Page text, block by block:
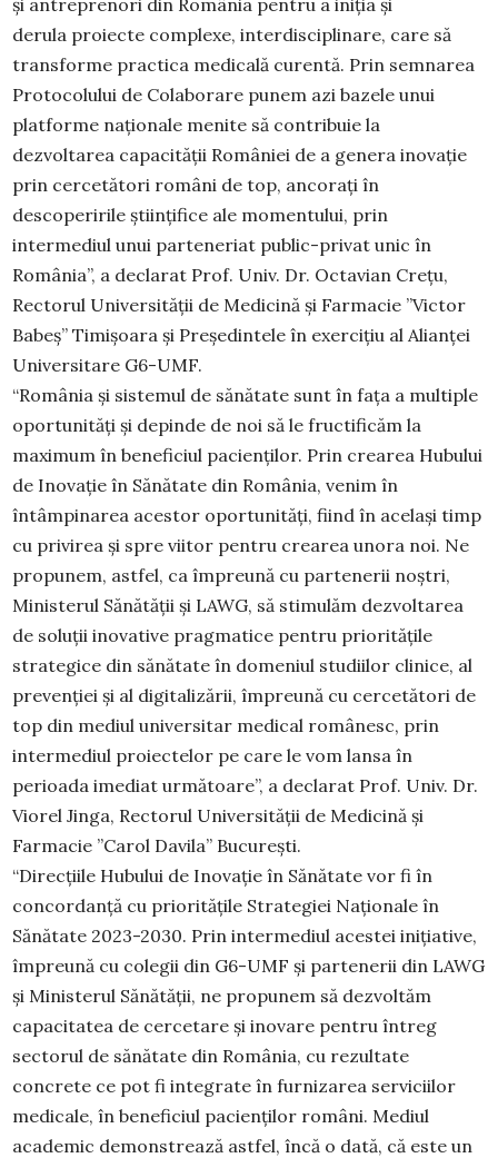
și antreprenori din România pentru a iniția și
derula proiecte complexe, interdisciplinare, care să
transforme practica medicală curentă. Prin semnarea
Protocolului de Colaborare punem azi bazele unui
platforme naționale menite să contribuie la
dezvoltarea capacității României de a genera inovație
prin cercetători români de top, ancorați în
descoperirile științifice ale momentului, prin
intermediul unui parteneriat public-privat unic în
România”, a declarat Prof. Univ. Dr. Octavian Crețu,
Rectorul Universității de Medicină și Farmacie ”Victor
Babeș” Timișoara și Președintele în exercițiu al Alianței
Universitare G6-UMF.
“România și sistemul de sănătate sunt în fața a multiple
oportunități și depinde de noi să le fructificăm la
maximum în beneficiul pacienților. Prin crearea Hubului
de Inovație în Sănătate din România, venim în
întâmpinarea acestor oportunități, fiind în același timp
cu privirea și spre viitor pentru crearea unora noi. Ne
propunem, astfel, ca împreună cu partenerii noștri,
Ministerul Sănătății și LAWG, să stimulăm dezvoltarea
de soluții inovative pragmatice pentru prioritățile
strategice din sănătate în domeniul studiilor clinice, al
prevenției și al digitalizării, împreună cu cercetători de
top din mediul universitar medical românesc, prin
intermediul proiectelor pe care le vom lansa în
perioada imediat următoare”, a declarat Prof. Univ. Dr.
Viorel Jinga, Rectorul Universității de Medicină și
Farmacie ”Carol Davila” București.
“Direcțiile Hubului de Inovație în Sănătate vor fi în
concordanță cu prioritățile Strategiei Naționale în
Sănătate 2023-2030. Prin intermediul acestei inițiative,
împreună cu colegii din G6-UMF și partenerii din LAWG
și Ministerul Sănătății, ne propunem să dezvoltăm
capacitatea de cercetare și inovare pentru întreg
sectorul de sănătate din România, cu rezultate
concrete ce pot fi integrate în furnizarea serviciilor
medicale, în beneficiul pacienților români. Mediul
academic demonstrează astfel, încă o dată, că este un